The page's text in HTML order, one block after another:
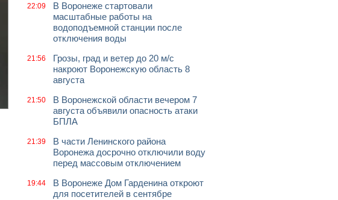
22:09
В Воронеже стартовали
масштабные работы на
водоподъемной станции после
отключения воды
21:56
Грозы, град и ветер до 20 м/с
накроют Воронежскую область 8
августа
21:50
В Воронежской области вечером 7
августа объявили опасность атаки
БПЛА
21:39
В части Ленинского района
Воронежа досрочно отключили воду
перед массовым отключением
19:44
В Воронеже Дом Гарденина откроют
для посетителей в сентябре